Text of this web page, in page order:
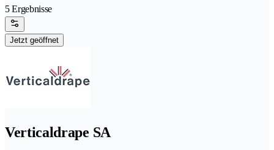
5 Ergebnisse
Jetzt geöffnet
Verticaldrape SA